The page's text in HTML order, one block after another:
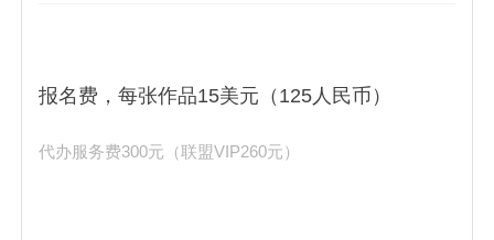
报名费，每张作品15美元（125人民币）
代办服务费300元（联盟VIP260元）